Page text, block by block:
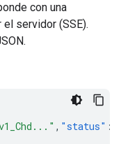
con una
servidor (SSE).
, "status" :